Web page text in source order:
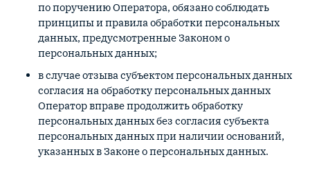
по поручению Оператора, обязано соблюдать
принципы и правила обработки персональных
данных, предусмотренные Законом о
персональных данных;
в случае отзыва субъектом персональных данных
согласия на обработку персональных данных
Оператор вправе продолжить обработку
персональных данных без согласия субъекта
персональных данных при наличии оснований,
указанных в Законе о персональных данных.